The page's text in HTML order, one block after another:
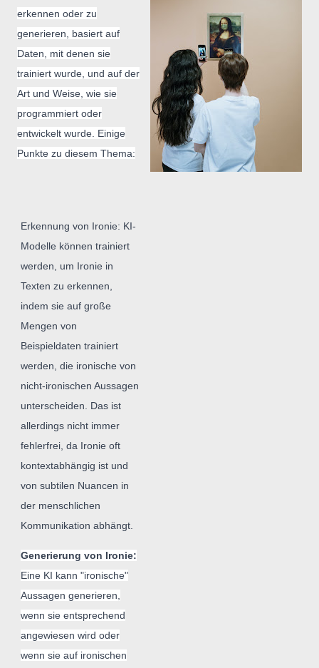
erkennen oder zu
generieren, basiert auf
Daten, mit denen sie
trainiert wurde, und auf der
Art und Weise, wie sie
programmiert oder
entwickelt wurde. Einige
Punkte zu diesem Thema:
Erkennung von Ironie: KI-
Modelle können trainiert
werden, um Ironie in
Texten zu erkennen,
indem sie auf große
Mengen von
Beispieldaten trainiert
werden, die ironische von
nicht-ironischen Aussagen
unterscheiden. Das ist
allerdings nicht immer
fehlerfrei, da Ironie oft
kontextabhängig ist und
von subtilen Nuancen in
der menschlichen
Kommunikation abhängt.
Generierung von Ironie:
Eine KI kann "ironische"
Aussagen generieren,
wenn sie entsprechend
angewiesen wird oder
wenn sie auf ironischen